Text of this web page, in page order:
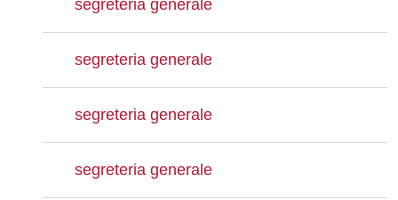
segreteria generale
segreteria generale
segreteria generale
segreteria generale